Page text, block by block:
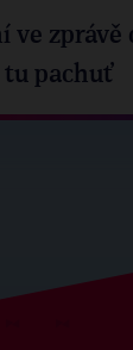
ve
tu pachuť